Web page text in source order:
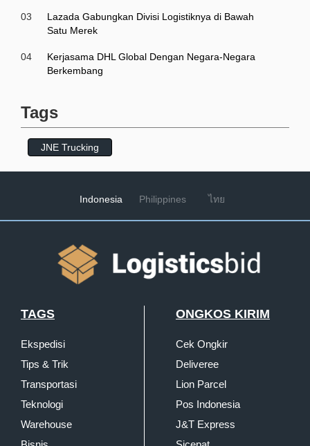
03
Lazada Gabungkan Divisi Logistiknya di Bawah
Satu Merek
04
Kerjasama DHL Global Dengan Negara-Negara
Berkembang
Tags
JNE Trucking
Indonesia Philippines ไทย
TAGS
Ekspedisi
Tips & Trik
Transportasi
Teknologi
Warehouse
ONGKOS KIRIM
Cek Ongkir
Deliveree
Lion Parcel
Pos Indonesia
J&T Express